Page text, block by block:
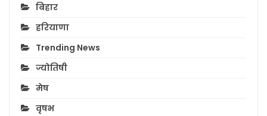
बिहार
हरियाणा
Trending News
ज्योतिषी
मेष
वृषभ